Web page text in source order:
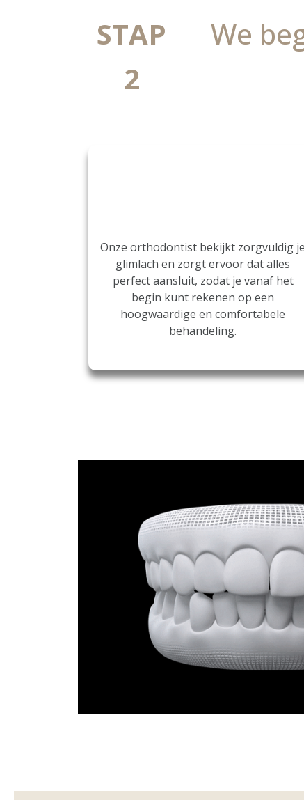
STAP
2
We
Onze orthodontist bekijkt zorgvuldig je
glimlach en zorgt ervoor dat alles
perfect aansluit, zodat je vanaf het
begin kunt rekenen op een
hoogwaardige en comfortabele
behandeling.